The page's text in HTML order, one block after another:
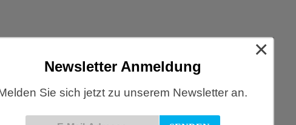
Newsletter Anmeldung
Sie sich jetzt zu unserem Newsletter an.
×